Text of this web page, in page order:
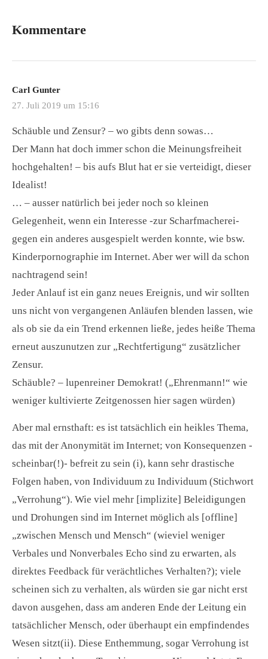
Kommentare
Carl Gunter
27. Juli 2019 um 15:16
Schäuble und Zensur? – wo gibts denn sowas…
Der Mann hat doch immer schon die Meinungsfreiheit
hochgehalten! – bis aufs Blut hat er sie verteidigt, dieser
Idealist!
… – ausser natürlich bei jeder noch so kleinen
Gelegenheit, wenn ein Interesse -zur Scharfmacherei-
gegen ein anderes ausgespielt werden konnte, wie bsw.
Kinderpornographie im Internet. Aber wer will da schon
nachtragend sein!
Jeder Anlauf ist ein ganz neues Ereignis, und wir sollten
uns nicht von vergangenen Anläufen blenden lassen, wie
als ob sie da ein Trend erkennen ließe, jedes heiße Thema
erneut auszunutzen zur „Rechtfertigung“ zusätzlicher
Zensur.
Schäuble? – lupenreiner Demokrat! („Ehrenmann!“ wie
weniger kultivierte Zeitgenossen hier sagen würden)
Aber mal ernsthaft: es ist tatsächlich ein heikles Thema,
das mit der Anonymität im Internet; von Konsequenzen -
scheinbar(!)- befreit zu sein (i), kann sehr drastische
Folgen haben, von Individuum zu Individuum (Stichwort
„Verrohung“). Wie viel mehr [implizite] Beleidigungen
und Drohungen sind im Internet möglich als [offline]
„zwischen Mensch und Mensch“ (wieviel weniger
Verbales und Nonverbales Echo sind zu erwarten, als
direktes Feedback für verächtliches Verhalten?); viele
scheinen sich zu verhalten, als würden sie gar nicht erst
davon ausgehen, dass am anderen Ende der Leitung ein
tatsächlicher Mensch, oder überhaupt ein empfindendes
Wesen sitzt(ii). Diese Enthemmung, sogar Verrohung ist